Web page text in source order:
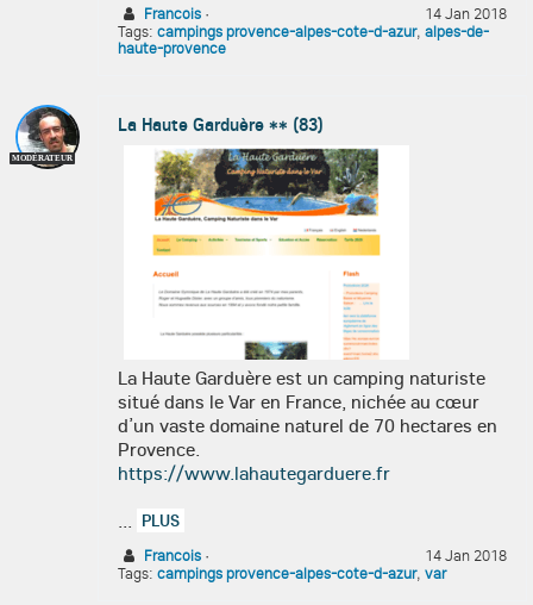
Francois 14 Jan 2018
·
Tags: campings provence-alpes-cote-d-azur, alpes-de-
haute-provence
MODÉRATEUR
La Haute Garduère ** (83)
La Haute Garduère est un camping naturiste
situé dans le Var en France, nichée au cœur
d’un vaste domaine naturel de 70 hectares en
Provence.
https://www.lahautegarduere.fr
... PLUS
Francois 14 Jan 2018
·
Tags: campings provence-alpes-cote-d-azur, var